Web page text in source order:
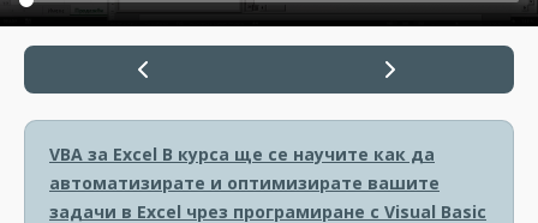
VBA за Excel В курса ще се научите как да
автоматизирате и оптимизирате вашите
задачи в Excel чрез програмиране с Visual Basic